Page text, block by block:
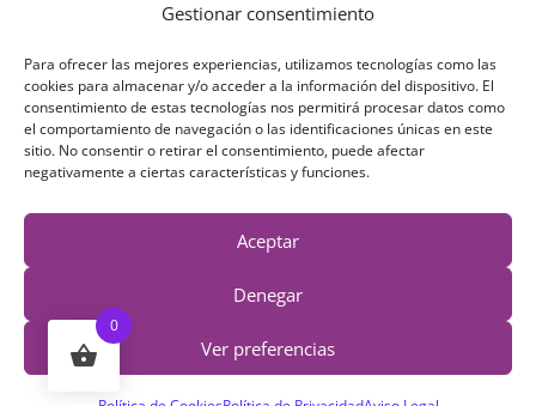
Gestionar consentimiento
Para ofrecer las mejores experiencias, utilizamos tecnologías como las
cookies para almacenar y/o acceder a la información del dispositivo. El
consentimiento de estas tecnologías nos permitirá procesar datos como
el comportamiento de navegación o las identificaciones únicas en este
sitio. No consentir o retirar el consentimiento, puede afectar
negativamente a ciertas características y funciones.
Aceptar
Denegar
Ver preferencias
Preguntas Frecuentes
Aviso Legal
Política de Privacidad
Política de Cookies
Términos y Condiciones
0